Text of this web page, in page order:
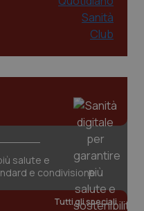
salute e
e condivisione
Tutti gli speciali